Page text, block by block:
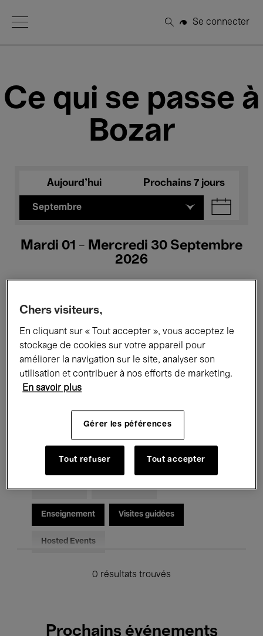
Open Menu
Rechercher
Se connecter
Ce qui se passe à
Bozar
Aujourd'hui Prochains 7 jours
Septembre
Mardi 01 - Mercredi 30 Septembre
2026
Tous les événements Concerts
Expositions Films Performances
Rencontres & Débats
Musique classique Global Music
Musique électronique
Pour tous Kids’ Palace
Enseignement Visites guidées
Hosted Events
0 résultats trouvés
Prochains événements
Chers visiteurs,
En cliquant sur « Tout accepter », vous acceptez le
stockage de cookies sur votre appareil pour
améliorer la navigation sur le site, analyser son
utilisation et contribuer à nos efforts de marketing.
En savoir plus
Gérer les péférences
Tout refuser Tout accepter